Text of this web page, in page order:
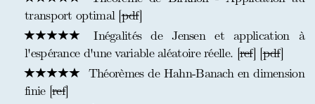
transport optimal [pdf]
Inégalités de Jensen et application à
l'espérance d'une variable aléatoire réelle. [ref] [pdf]
Théorèmes de Hahn-Banach en dimension
finie [ref]